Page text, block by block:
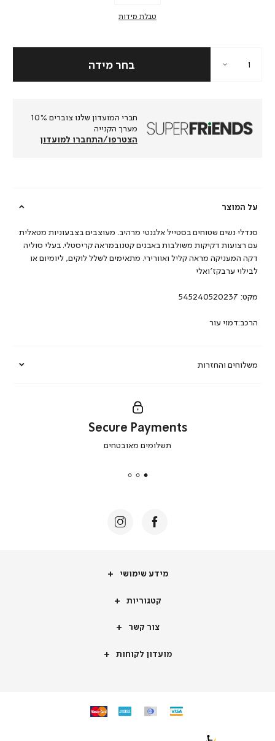
טבלת מידות
חברי המועדון שלנו צוברים 10%
מערך הקנייה
הצטרפו/התחברו למועדון
על המוצר
משלוחים והחזרות
סנדלי נשים שטוחים בסטייל אלגנטי מרהיב. מעוצבים בצבעוניות מטאלית
עם רצועות דקיקות משולבות באבנים קטנובמראה קריסטלי. בעלי סוליה
דקה המעניקה מראה קליל ואוורירי. מתאימים לשלל לוקים, ליומיום או
לבילוי ערבקז’ואלי
מקט: 545240520237
הרכב:דמוי עור
secure
Secure Payments
תשלומים מאובטחים
מידע
מידע שימושי
קטגוריותקטגוריות
צור
צור קשר
מועדון
מועדון לקוחות